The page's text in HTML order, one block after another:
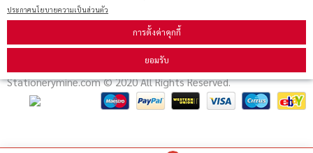
ประกาศนโยบายความเป็นส่วนตัว
การตั้งค่าคุกกี้
ยอมรับ
Stationerymine.com © 2020 All Rights Reserved.